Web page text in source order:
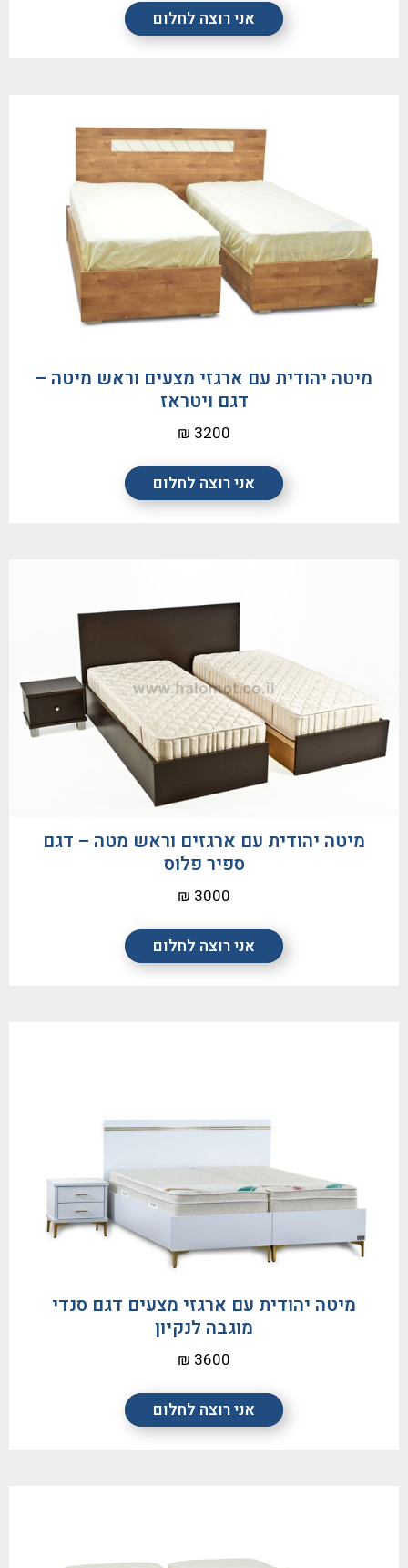
אני רוצה לחלום
אני רוצה לחלום
מיטה יהודית עם ארגזי מצעים וראש מיטה –
דגם ויטראז
3200 ₪
אני רוצה לחלום
מיטה יהודית עם ארגזים וראש מטה – דגם
ספיר פלוס
3000 ₪
אני רוצה לחלום
מיטה יהודית עם ארגזי מצעים דגם סנדי
מוגבה לנקיון
3600 ₪